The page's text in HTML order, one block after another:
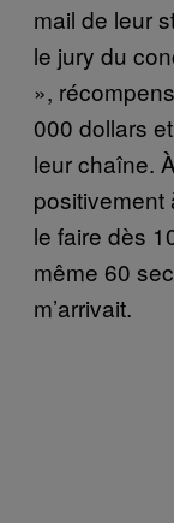
mail de leur
le jury du
»,
000 dollars
leur chaîne.
positivement
le faire dès
même 60
m’arrivait.